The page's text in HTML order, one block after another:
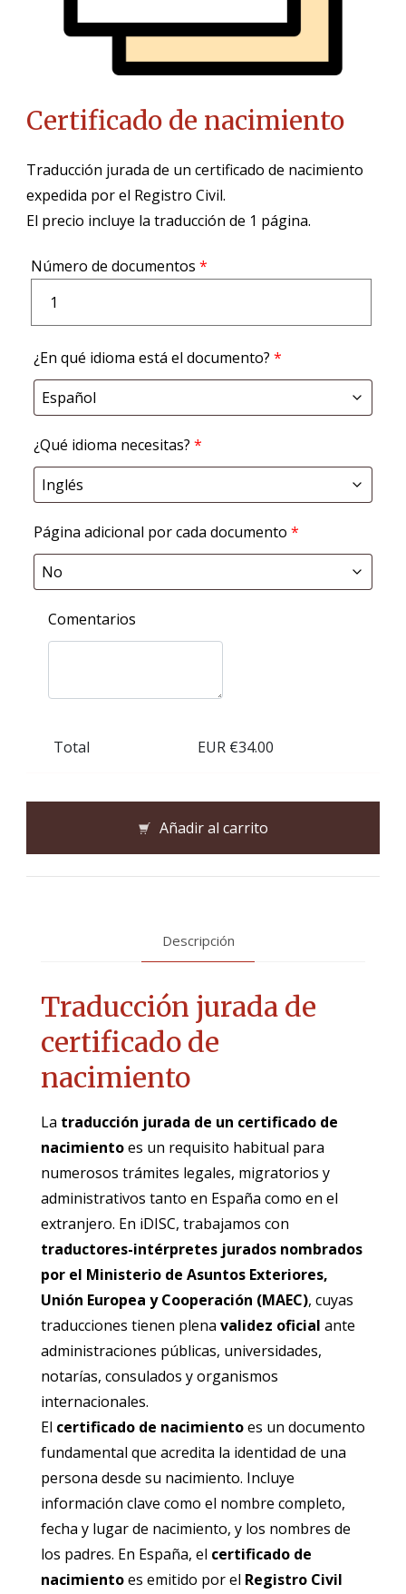
Certificado de nacimiento
Traducción jurada de un certificado de nacimiento
expedida por el Registro Civil.
El precio incluye la traducción de 1 página.
¿En qué idioma está el documento? *
¿Qué idioma necesitas? *
Página adicional por cada documento *
Comentarios
Total EUR €34.00
Número de documentos *
Añadir al carrito
Descripción
Traducción jurada de
certificado de
nacimiento
La traducción jurada de un certificado de
nacimientoes un requisito habitual para
numerosos trámites legales, migratorios y
administrativos tanto en España como en el
extranjero. En iDISC, trabajamos con
traductores-intérpretes jurados nombrados
por el Ministerio de Asuntos Exteriores,
Unión Europea y Cooperación (MAEC), cuyas
traducciones tienen plena validez oficial ante
administraciones públicas, universidades,
notarías, consulados y organismos
internacionales.
El certificado de nacimientoes un documento
fundamental que acredita la identidad de una
persona desde su nacimiento. Incluye
información clave como el nombre completo,
fecha y lugar de nacimiento, y los nombres de
los padres. En España, el certificado de
nacimientoes emitido por el Registro Civil